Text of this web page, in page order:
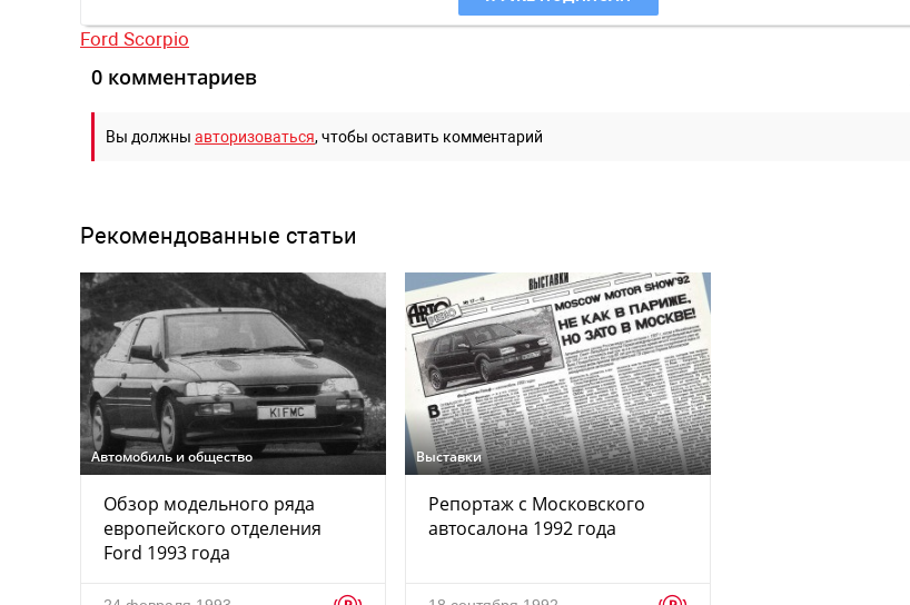
Ford Scorpio
0 комментариев
Вы должны авторизоваться, чтобы оставить комментарий
Рекомендованные статьи
Автомобиль и общество
Обзор модельного ряда
европейского отделения
Ford 1993 года
Выставки
Репортаж с Московского
автосалона 1992 года